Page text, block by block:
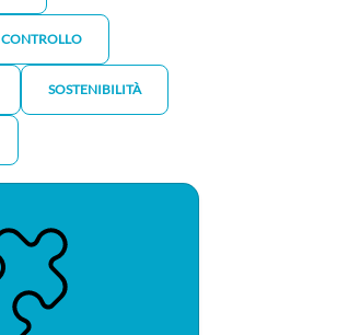
CONTROLLO
SOSTENIBILITÀ